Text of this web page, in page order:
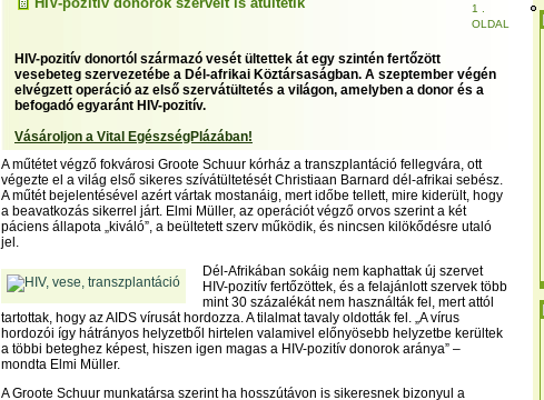
1 .
OLDAL
HIV-pozitív donortól származó vesét ültettek át egy szintén fertőzött
vesebeteg szervezetébe a Dél-afrikai Köztársaságban. A szeptember végén
elvégzett operáció az első szervátültetés a világon, amelyben a donor és a
befogadó egyaránt HIV-pozitív.
Vásároljon a Vital EgészségPlázában!
A műtétet végző fokvárosi Groote Schuur kórház a transzplantáció fellegvára, ott
végezte el a világ első sikeres szívátültetését Christiaan Barnard dél-afrikai sebész.
A műtét bejelentésével azért vártak mostanáig, mert időbe tellett, mire kiderült, hogy
a beavatkozás sikerrel járt. Elmi Müller, az operációt végző orvos szerint a két
páciens állapota „kiváló”, a beültetett szerv működik, és nincsen kilökődésre utaló
jel.
Dél-Afrikában sokáig nem kaphattak új szervet
HIV-pozitív fertőzöttek, és a felajánlott szervek több
mint 30 százalékát nem használták fel, mert attól
tartottak, hogy az AIDS vírusát hordozza. A tilalmat tavaly oldották fel. „A vírus
hordozói így hátrányos helyzetből hirtelen valamivel előnyösebb helyzetbe kerültek
a többi beteghez képest, hiszen igen magas a HIV-pozitív donorok aránya” –
mondta Elmi Müller.
A Groote Schuur munkatársa szerint ha hosszútávon is sikeresnek bizonyul a